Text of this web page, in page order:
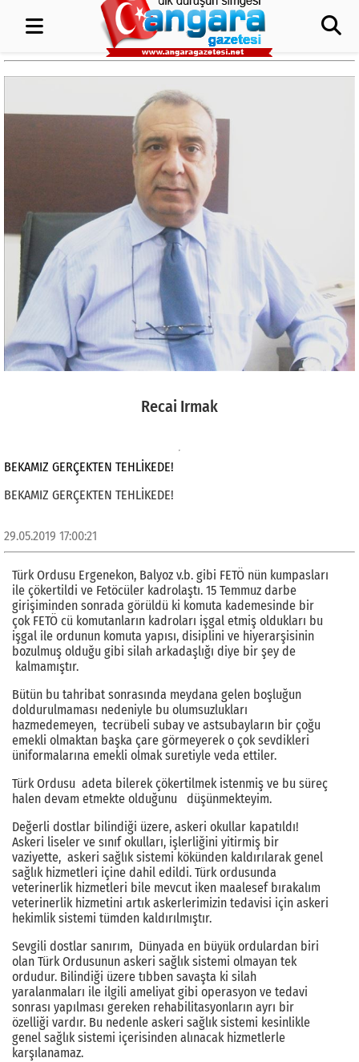
Recai Irmak
BEKAMIZ GERÇEKTEN TEHLİKEDE!
BEKAMIZ GERÇEKTEN TEHLİKEDE!
29.05.2019 17:00:21
Türk Ordusu Ergenekon, Balyoz v.b. gibi FETÖ nün kumpasları
ile çökertildi ve Fetöcüler kadrolaştı. 15 Temmuz darbe
girişiminden sonrada görüldü ki komuta kademesinde bir
çok FETÖ cü komutanların kadroları işgal etmiş oldukları bu
işgal ile ordunun komuta yapısı, disiplini ve hiyerarşisinin
bozulmuş olduğu gibi silah arkadaşlığı diye bir şey de
kalmamıştır.
Bütün bu tahribat sonrasında meydana gelen boşluğun
doldurulmaması nedeniyle bu olumsuzlukları
hazmedemeyen, tecrübeli subay ve astsubayların bir çoğu
emekli olmaktan başka çare görmeyerek o çok sevdikleri
üniformalarına emekli olmak suretiyle veda ettiler.
Türk Ordusu adeta bilerek çökertilmek istenmiş ve bu süreç
halen devam etmekte olduğunu düşünmekteyim.
Değerli dostlar bilindiği üzere, askeri okullar kapatıldı!
Askeri liseler ve sınıf okulları, işlerliğini yitirmiş bir
vaziyette, askeri sağlık sistemi kökünden kaldırılarak genel
sağlık hizmetleri içine dahil edildi. Türk ordusunda
veterinerlik hizmetleri bile mevcut iken maalesef bırakalım
veterinerlik hizmetini artık askerlerimizin tedavisi için askeri
hekimlik sistemi tümden kaldırılmıştır.
Sevgili dostlar sanırım, Dünyada en büyük ordulardan biri
olan Türk Ordusunun askeri sağlık sistemi olmayan tek
ordudur. Bilindiği üzere tıbben savaşta ki silah
yaralanmaları ile ilgili ameliyat gibi operasyon ve tedavi
sonrası yapılması gereken rehabilitasyonların ayrı bir
özelliği vardır. Bu nedenle askeri sağlık sistemi kesinlikle
genel sağlık sistemi içerisinden alınacak hizmetlerle
karşılanamaz.